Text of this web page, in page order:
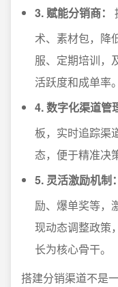
3. 赋能分销商：
术、素材包，降
服、定期培训，
活跃度和成单率。
4. 数字化渠道管
板，实时追踪渠
态，便于精准决
5. 灵活激励机制：
励、爆单奖等，
现动态调整政策
长为核心骨干。
搭建分销渠道不是